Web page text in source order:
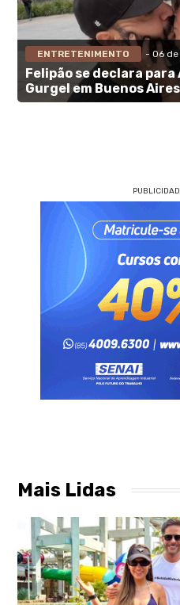
ENTRETENIMENTO - 06
Felipão se declara para
Gurgel em Buenos Aires
Mais Lidas